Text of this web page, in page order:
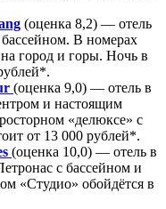
(оценка 8,2) — отель
В номерах
город и горы. Ночь в
(оценка 9,0) — отель в
и настоящим
«делюксе» с
от 13 000 рублей*.
(оценка 10,0) — отель в
с бассейном и
«Студио» обойдётся в